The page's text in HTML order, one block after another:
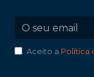
Aceito a Política